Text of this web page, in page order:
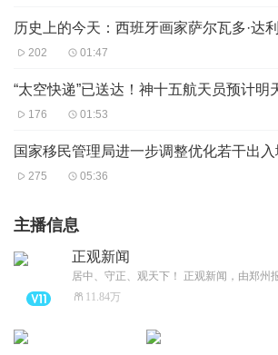
历史上的今天：西班牙画家萨尔瓦多·达
202 01:47
176 01:53
275 05:36
主播信息
正观新闻
11.84万